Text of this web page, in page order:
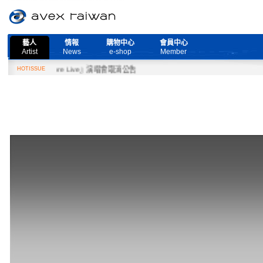
藝人
Artist
情報
News
購物中心
e-shop
會員中心
Member
HOTISSUE
More Live』演唱會取消公告